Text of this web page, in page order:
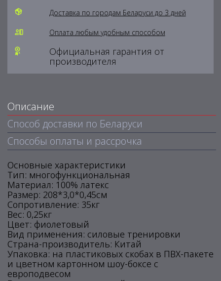
Доставка по городам Беларуси до 3 дней
Оплата любым удобным способом
Официальная гарантия от
производителя
Описание
Способ доставки по Беларуси
Способы оплаты и рассрочка
Основные характеристики
Тип: многофункциональная
Материал: 100% латекс
Размер: 208*3,0*0,45см
Сопротивление: 35кг
Вес: 0,25кг
Цвет: фиолетовый
Вид применения: силовые тренировки
Страна-производитель: Китай
Упаковка: на пластиковых скобах в ПВХ-пакете
и цветном картонном шоу-боксе с
европодвесом